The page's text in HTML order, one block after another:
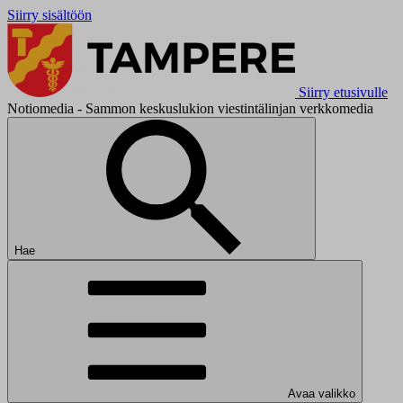
Siirry sisältöön
Siirry etusivulle
Notiomedia - Sammon keskuslukion viestintälinjan verkkomedia
Hae
Avaa valikko